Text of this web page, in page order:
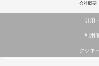
会社概要
引用
当サイトで公開されている情報（文字、
これらの情報を権利者の許可なく無断転
利用
当サイトに掲載している内容はすべてサ
クッキ